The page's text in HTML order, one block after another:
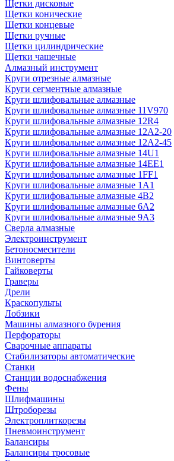
Щетки дисковые
Щетки конические
Щетки концевые
Щетки ручные
Щетки цилиндрические
Щетки чашечные
Алмазный инструмент
Круги отрезные алмазные
Круги сегментные алмазные
Круги шлифовальные алмазные
Круги шлифовальные алмазные 11V970
Круги шлифовальные алмазные 12R4
Круги шлифовальные алмазные 12А2-20
Круги шлифовальные алмазные 12А2-45
Круги шлифовальные алмазные 14U1
Круги шлифовальные алмазные 14ЕЕ1
Круги шлифовальные алмазные 1FF1
Круги шлифовальные алмазные 1А1
Круги шлифовальные алмазные 4В2
Круги шлифовальные алмазные 6A2
Круги шлифовальные алмазные 9А3
Сверла алмазные
Электроинструмент
Бетоносмесители
Винтоверты
Гайковерты
Граверы
Дрели
Краскопульты
Лобзики
Машины алмазного бурения
Перфораторы
Сварочные аппараты
Стабилизаторы автоматические
Станки
Станции водоснабжения
Фены
Шлифмашины
Штроборезы
Электроплиткорезы
Пневмоинструмент
Балансиры
Балансиры тросовые